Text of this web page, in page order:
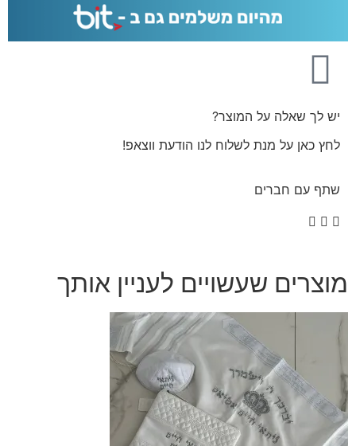
יש לך שאלה על המוצר?
לחץ כאן על מנת לשלוח לנו הודעת ווצאפ!
שתף עם חברים
מוצרים שעשויים לעניין אותך